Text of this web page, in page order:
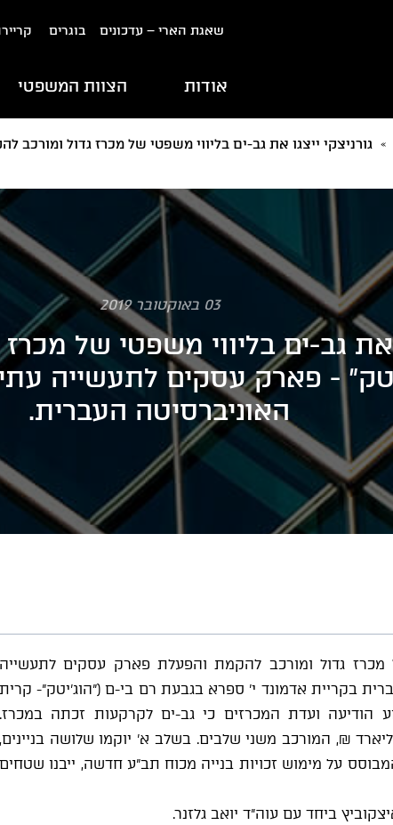
שאגת הארי – עדכונים בוגרים
אודות הצוות המשפטי
» גורניצקי ייצגו את גב-ים בליווי משפטי של מכרז גדול
03 באוקטובר 2019
את גב-ים בליווי משפטי של
- פארק עסקים לתעשייה
האוניברסיטה העברית.
מכרז גדול ומורכב להקמת והפעלת פארק עסקים לתעשייה
בקריית אדמונד י' ספרא בגבעת רם בי-ם ("הוג'יטק"- קרית
הודיעה ועדת המכרזים כי גב-ים לקרקעות זכתה במכרז.
בפרויקט בעלות צפויה של כ-1.4 מיליארד ₪, המורכב משני שלבים. בשלב א' יוקמו שלושה בניינים,
מ"ר, בשלב ב' המבוסס על מימוש זכויות בנייה מכוח תב"ע חדשה, ייבנו שטחים
ביחד עם עוה"ד יואב גלזנר.